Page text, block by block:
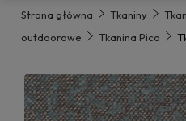
Strona główna Tkaniny
outdoorowe
Tkanina Pico